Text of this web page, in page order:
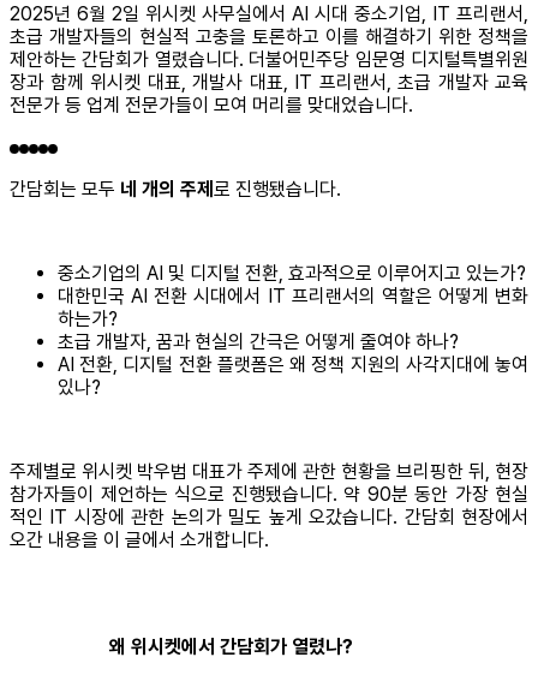
2025년 6월 2일 위시켓 사무실에서 AI 시대 중소기업, IT 프리랜서,
초급 개발자들의 현실적 고충을 토론하고 이를 해결하기 위한 정책을
제안하는 간담회가 열렸습니다. 더불어민주당 임문영 디지털특별위원
장과 함께 위시켓 대표, 개발사 대표, IT 프리랜서, 초급 개발자 교육
전문가 등 업계 전문가들이 모여 머리를 맞대었습니다.
간담회는 모두 네 개의 주제 로 진행됐습니다.
중소기업의 AI 및 디지털 전환, 효과적으로 이루어지고 있는가?
대한민국 AI 전환 시대에서 IT 프리랜서의 역할은 어떻게 변화
하는가?
초급 개발자, 꿈과 현실의 간극은 어떻게 줄여야 하나?
AI 전환, 디지털 전환 플랫폼은 왜 정책 지원의 사각지대에 놓여
있나?
주제별로 위시켓 박우범 대표가 주제에 관한 현황을 브리핑한 뒤, 현장
참가자들이 제언하는 식으로 진행됐습니다. 약 90분 동안 가장 현실
적인 IT 시장에 관한 논의가 밀도 높게 오갔습니다. 간담회 현장에서
오간 내용을 이 글에서 소개합니다.
왜 위시켓에서 간담회가 열렸나?